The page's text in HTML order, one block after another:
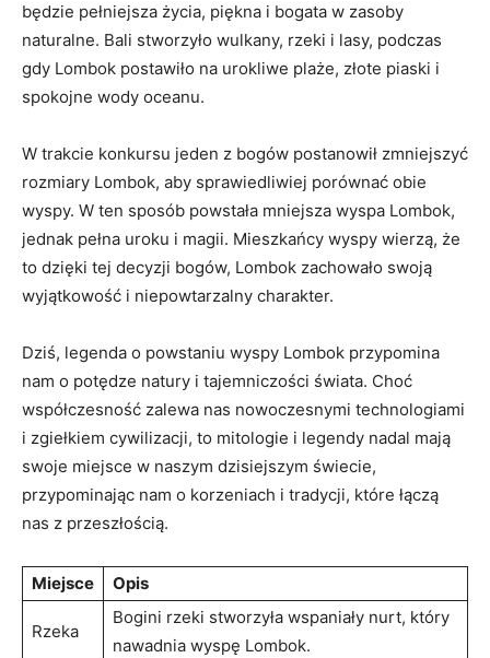
będzie ‌pełniejsza​ życia, ⁤piękna i bogata w zasoby
naturalne. Bali stworzyło wulkany, rzeki i lasy, podczas‌
gdy Lombok postawiło ‌na urokliwe ⁢plaże, ‍złote piaski i
spokojne wody oceanu.
W trakcie konkursu jeden z ⁣bogów postanowił zmniejszyć
rozmiary Lombok, aby sprawiedliwiej porównać ‌obie⁣
wyspy. ​W ​ten sposób powstała mniejsza ‍wyspa Lombok,
jednak pełna uroku i magii. Mieszkańcy wyspy ⁣wierzą, ‍że
to dzięki tej⁢ decyzji bogów, ​Lombok ⁤zachowało ​swoją​
wyjątkowość i ⁣niepowtarzalny charakter.
Dziś, legenda o powstaniu wyspy⁢ Lombok przypomina
nam o potędze natury i⁤ tajemniczości świata. Choć ​
współczesność⁣ zalewa nas nowoczesnymi technologiami‍
i zgiełkiem cywilizacji, to mitologie i ⁢legendy nadal mają
swoje miejsce w naszym ⁢dzisiejszym⁢ świecie,‍
przypominając nam ⁤o korzeniach i⁣ tradycji, które łączą
nas ⁤z⁢ przeszłością.
Miejsce Opis
Rzeka
Bogini rzeki stworzyła⁣ wspaniały nurt, który⁢
nawadnia ‌wyspę ‍Lombok.